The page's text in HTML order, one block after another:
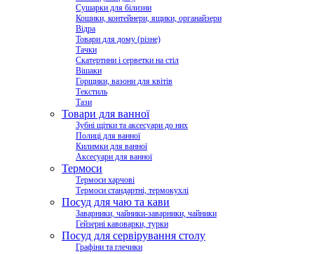
Сушарки для білизни
Кошики, контейнери, ящики, органайзери
Відра
Товари для дому (різне)
Тачки
Скатертини і серветки на стіл
Вішаки
Горщики, вазони для квітів
Текстиль
Тази
Товари для ванної
Зубні щітки та аксесуари до них
Полиці для ванної
Килимки для ванної
Аксесуари для ванної
Термоси
Термоси харчові
Термоси стандартні, термокухлі
Посуд для чаю та кави
Заварники, чайники-заварники, чайники
Гейзерні кавоварки, турки
Посуд для сервірування столу
Графіни та глечики